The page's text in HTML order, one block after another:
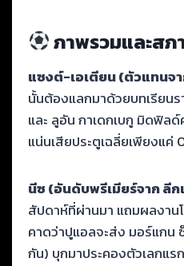
ภาพรวมและส
แซงต์-เอเตียน (ตัวแทนจ
นั้นต้องแลกมาด้วยบทเรียนร
และ ลูอัน กาเดกเบกู มิดฟิล
แน่นเสียประตูเฉลี่ยเพียงแค่
นีซ (อันดับพรีเมียร์จาก ลีก
สัปดาห์ที่ผ่านมา แถมผลงาน
คาดว่าปูแอลจะส่ง มอร์แกน
กัน) บุกมาประคองตัวเลกแรก